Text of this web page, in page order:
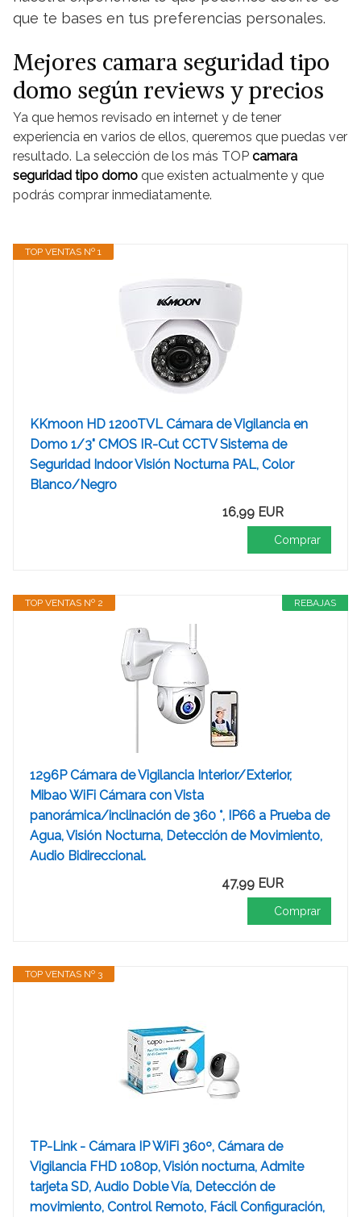
que te bases en tus preferencias personales.
Mejores camara seguridad tipo
domo según reviews y precios
Ya que hemos revisado en internet y de tener
experiencia en varios de ellos, queremos que puedas ver
resultado. La selección de los más TOP camara
seguridad tipo domo que existen actualmente y que
podrás comprar inmediatamente.
TOP VENTAS Nº 1
KKmoon HD 1200TVL Cámara de Vigilancia en
Domo 1/3" CMOS IR-Cut CCTV Sistema de
Seguridad Indoor Visión Nocturna PAL, Color
Blanco/Negro
16,99 EUR
Comprar
REBAJAS
TOP VENTAS Nº 2
1296P Cámara de Vigilancia Interior/Exterior,
Mibao WiFi Cámara con Vista
panorámica/inclinación de 360 ​​°, IP66 a Prueba de
Agua, Visión Nocturna, Detección de Movimiento,
Audio Bidireccional.
47,99 EUR
Comprar
TOP VENTAS Nº 3
TP-Link - Cámara IP WiFi 360º, Cámara de
Vigilancia FHD 1080p, Visión nocturna, Admite
tarjeta SD, Audio Doble Vía, Detección de
movimiento, Control Remoto, Fácil Configuración,